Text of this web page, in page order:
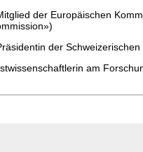
der Europäischen
der
am